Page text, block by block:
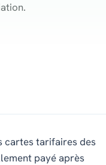
cartes tarifaires des
payé après